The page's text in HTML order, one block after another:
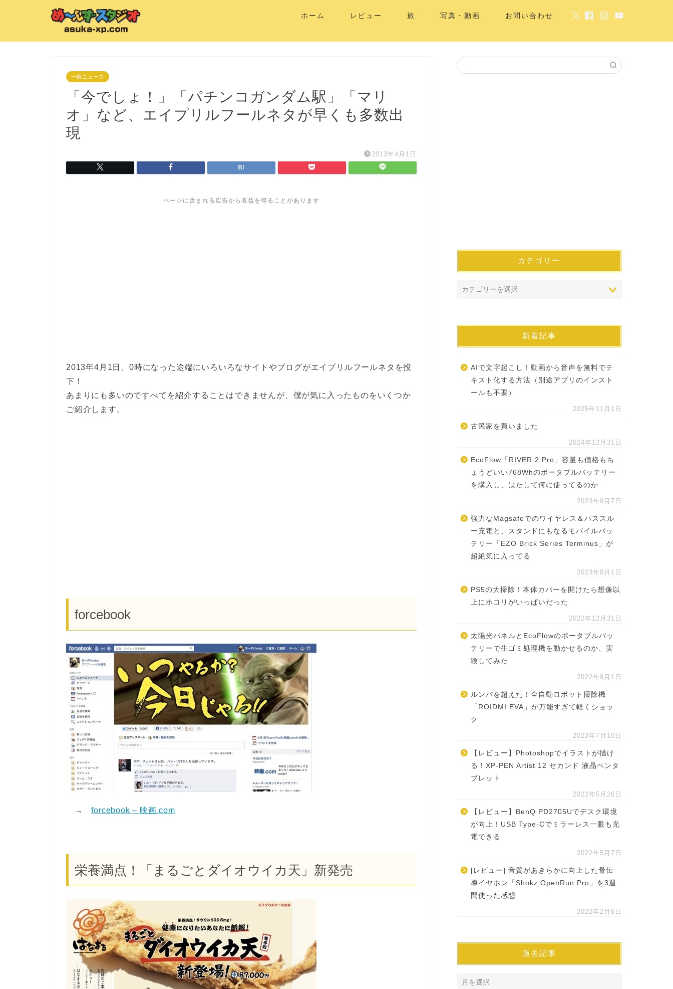
ホーム レビュー 旅 写真・動画 お問い合わせ
一般ニュース
「今でしょ！」「パチンコガンダム駅」「マリ
オ」など、エイプリルフールネタが早くも多数出
現
2013年4月1日
ページに含まれる広告から収益を得ることがあります
2013年4月1日、0時になった途端にいろいろなサイトやブログがエイプリルフールネタを投
下！
あまりにも多いのですべてを紹介することはできませんが、僕が気に入ったものをいくつか
ご紹介します。
forcebook
→forcebook – 映画.com
栄養満点！「まるごとダイオウイカ天」新発売
カテゴリー
新着記事
AIで文字起こし！動画から音声を無料でテ
キスト化する方法（別途アプリのインスト
ールも不要）
2025年11月1日
古民家を買いました
2024年12月31日
EcoFlow「RIVER 2 Pro」容量も価格もち
ょうどいい768Whのポータブルバッテリー
を購入し、はたして何に使ってるのか
2023年9月7日
強力なMagsafeでのワイヤレス＆パススル
ー充電と、スタンドにもなるモバイルバッ
テリー「EZO Brick Series Terminus」が
超絶気に入ってる
2023年8月1日
PS5の大掃除！本体カバーを開けたら想像以
上にホコリがいっぱいだった
2022年12月31日
太陽光パネルとEcoFlowのポータブルバッ
テリーで生ゴミ処理機を動かせるのか、実
験してみた
2022年9月1日
ルンバを超えた！全自動ロボット掃除機
「ROIDMI EVA」が万能すぎて軽くショッ
ク
2022年7月10日
【レビュー】Photoshopでイラストが描け
る！XP-PEN Artist 12 セカンド 液晶ペンタ
ブレット
2022年5月26日
【レビュー】BenQ PD2705Uでデスク環境
が向上！USB Type-Cでミラーレス一眼も充
電できる
2022年5月7日
[レビュー] 音質があきらかに向上した骨伝
導イヤホン「Shokz OpenRun Pro」を3週
間使った感想
2022年2月6日
過去記事